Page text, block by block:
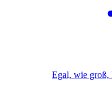
Egal, wie groß,